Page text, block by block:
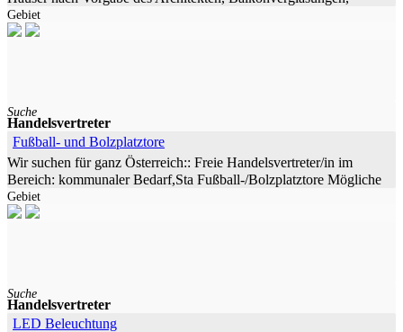
Wintergärten, Anbaugeräte für die Bau-, Land- und Forstwirtschaft.
Hersteller sind
Gebiet
Suche
Handelsvertreter
Fußball- und Bolzplatztore
Wir suchen für ganz Österreich:: Freie Handelsvertreter/in im
Bereich: kommunaler Bedarf,Sta Fußball-/Bolzplatztore Mögliche
Kundengruppen der Handelsvertreter/in:
Gebiet
Suche
Handelsvertreter
LED Beleuchtung